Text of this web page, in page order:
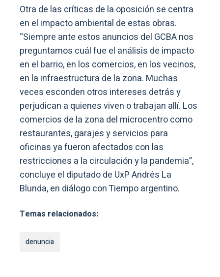
Otra de las críticas de la oposición se centra
en el impacto ambiental de estas obras.
“Siempre ante estos anuncios del GCBA nos
preguntamos cuál fue el análisis de impacto
en el barrio, en los comercios, en los vecinos,
en la infraestructura de la zona. Muchas
veces esconden otros intereses detrás y
perjudican a quienes viven o trabajan allí. Los
comercios de la zona del microcentro como
restaurantes, garajes y servicios para
oficinas ya fueron afectados con las
restricciones a la circulación y la pandemia”,
concluye el diputado de UxP Andrés La
Blunda, en diálogo con Tiempo argentino.
Temas relacionados:
denuncia